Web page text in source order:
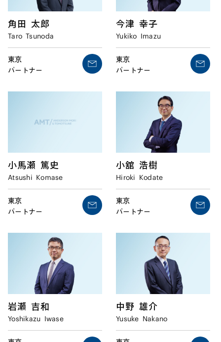
角田 太郎
Taro Tsunoda
東京
パートナー
今津 幸子
Yukiko Imazu
東京
パートナー
小馬瀬 篤史
Atsushi Komase
東京
パートナー
小舘 浩樹
Hiroki Kodate
東京
パートナー
岩瀬 吉和
Yoshikazu Iwase
中野 雄介
Yusuke Nakano